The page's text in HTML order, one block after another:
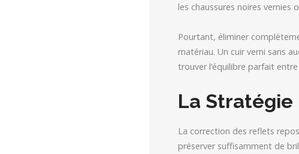
les chaussures noires
Pourtant, éliminer
matériau. Un cuir verni sans
trouver l’équilibre parfait
La Stratégie
La correction des reflets
préserver suffisamment de